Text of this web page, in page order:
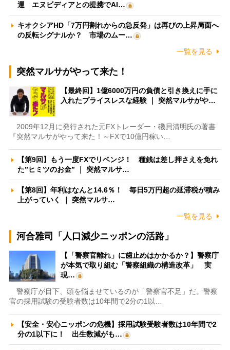
運 エヌビディアとの提携でAI…
キオクシアHD「7万円割れからの急反発」は再びの上昇局面へ
の反転シグナルか？ 市場のムー…
一覧を見る
突然マルサがやって来た！
【最終回】1億6000万円の負債と引き換えに手に
入れたプライスレスな経験 ｜ 突然マルサがや…
2009年12月に発行された元FXトレーダー・磯貝清明氏の著書
『突然マルサがやって来た！～FXで10億円稼い…
【第9回】もう一度FXでリベンジ！ 種銭は差し押さえを免れ
た”ヒミツのお金” ｜ 突然マルサ…
【第8回】年利はなんと14.6％！ 毎日5万円超の延滞税が積み
上がっていく ｜ 突然マルサ…
一覧を見る
河合雅司「人口減少ニッポンの活路」
【「警察官離れ」に歯止めはかかるか？】警察庁
が本気で取り組む「警察組織の構造改革」 実
現…
警察庁が目下、頭を悩ませているのが「警察官不足」だ。警察
官の採用試験の受験者数は10年間で2分の1以…
【安全・安心ニッポンの危機】採用試験受験者数は10年間で2
分の1以下に！ 出生数減がも…